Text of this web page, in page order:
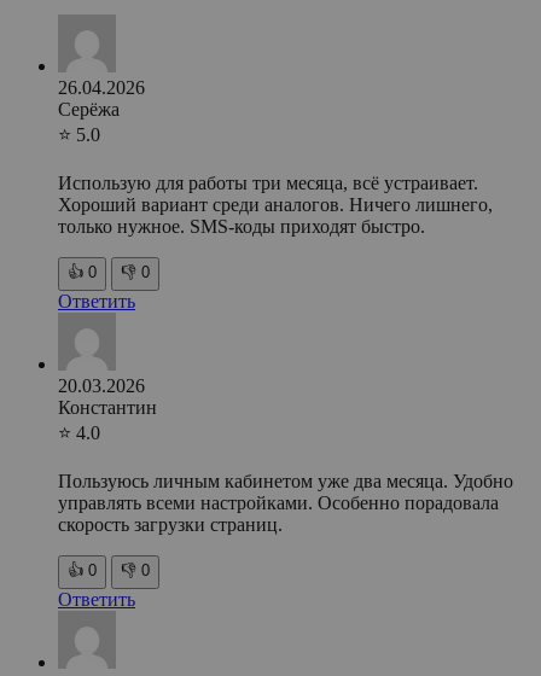
26.04.2026
Серёжа
⭐ 5.0
Использую для работы три месяца, всё устраивает.
Хороший вариант среди аналогов. Ничего лишнего,
только нужное. SMS-коды приходят быстро.
👍 0 👎 0
Ответить
20.03.2026
Константин
⭐ 4.0
Пользуюсь личным кабинетом уже два месяца. Удобно
управлять всеми настройками. Особенно порадовала
скорость загрузки страниц.
👍 0 👎 0
Ответить